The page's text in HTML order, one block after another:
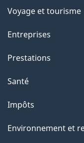
Voyage et tourisme
Entreprises
Prestations
Santé
Impôts
Environnement et